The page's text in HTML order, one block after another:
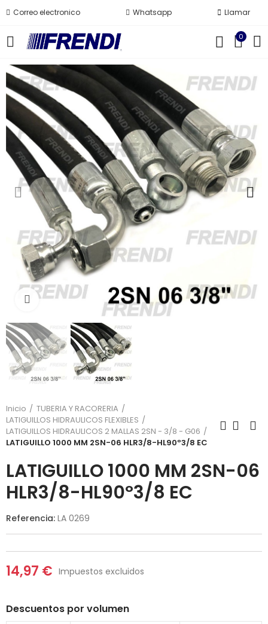
Correo electronico Whatsapp Llamar
0
Click para agrandar
Inicio
TUBERIA Y RACORERIA
LATIGUILLOS HIDRAULICOS FLEXIBLES
LATIGUILLOS HIDRAULICOS 2 MALLAS 2SN - 3/8 - G06
LATIGUILLO 1000 MM 2SN-06 HLR3/8-HL90º3/8 EC
LATIGUILLO 1000 MM 2SN-06
HLR3/8-HL90º3/8 EC
Referencia: LA 0269
14,97 € Impuestos excluidos
Descuentos por volumen